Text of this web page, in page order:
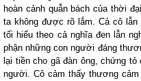
hoàn cảnh quẫn bách của thời
ta không được rõ lắm. Cả cô
tối hiểu theo cả nghĩa đen lẫn
phận những con người đáng
lại tiền cho gã đàn ông, chứng
người. Cô cảm thấy thương